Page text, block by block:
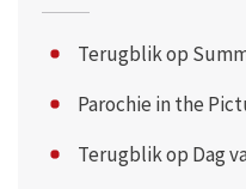
Terugblik op
Parochie in the
Terugblik op Dag